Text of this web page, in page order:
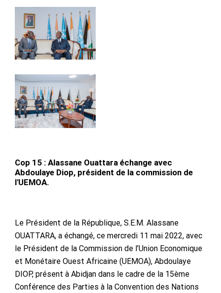
Cop 15 : Alassane Ouattara échange avec
Abdoulaye Diop, président de la commission de
l'UEMOA.
Le Président de la République, S.E.M. Alassane
OUATTARA, a échangé, ce mercredi 11 mai 2022, avec
le Président de la Commission de l’Union Economique
et Monétaire Ouest Africaine (UEMOA), Abdoulaye
DIOP, présent à Abidjan dans le cadre de la 15ème
Conférence des Parties à la Convention des Nations